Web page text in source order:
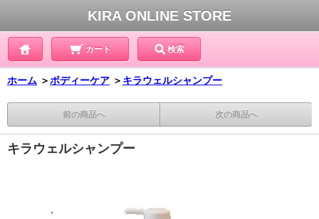
KIRA ONLINE STORE
カート 検索
ホーム ＞ボディーケア ＞ キラウェルシャンプー
前の商品へ 次の商品へ
キラウェルシャンプー